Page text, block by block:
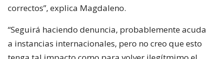
correctos”, explica Magdaleno.
“Seguirá haciendo denuncia, probablemente acuda
a instancias internacionales, pero no creo que esto